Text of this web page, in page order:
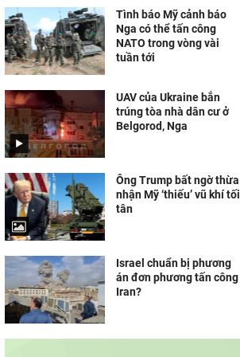
Tình báo Mỹ cảnh báo
Nga có thể tấn công
NATO trong vòng vài
tuần tới
UAV của Ukraine bắn
trúng tòa nhà dân cư ở
Belgorod, Nga
Ông Trump bất ngờ thừa
nhận Mỹ ‘thiếu’ vũ khí tối
tân
Israel chuẩn bị phương
án đơn phương tấn công
Iran?